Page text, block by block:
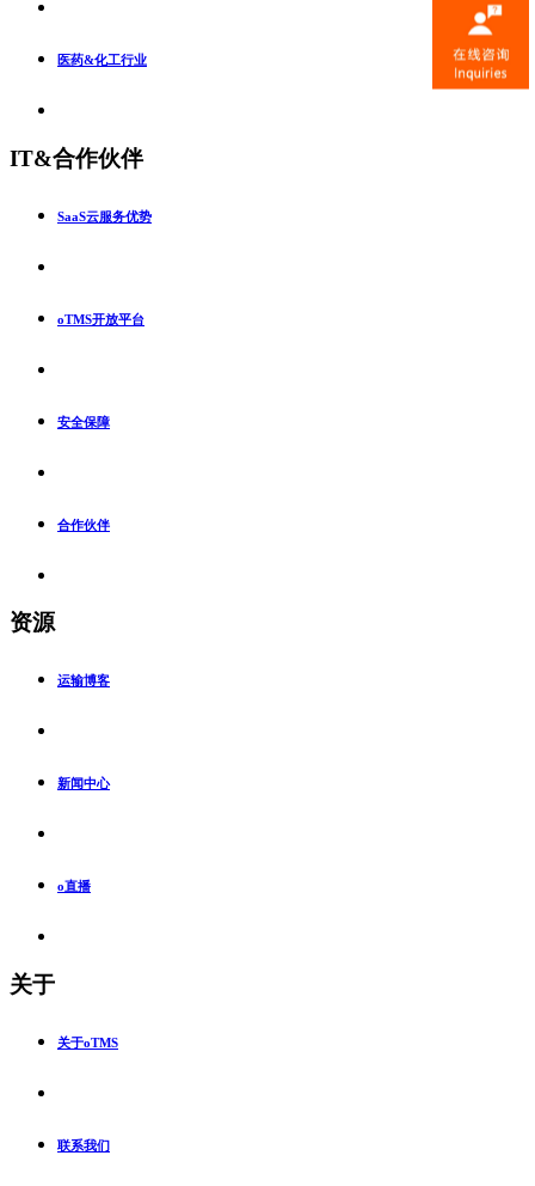
医药&化工行业
IT&合作伙伴
SaaS云服务优势
oTMS开放平台
安全保障
合作伙伴
资源
运输博客
新闻中心
o直播
关于
关于oTMS
联系我们